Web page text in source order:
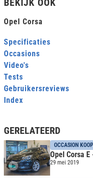
BEKIJK OOK
Opel Corsa
Specificaties
Occasions
Video's
Tests
Gebruikersreviews
Index
GERELATEERD
OCCASION
Opel Corsa
29 mei 2019